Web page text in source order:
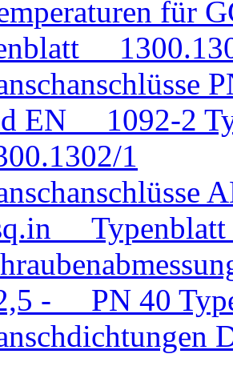
für
EN 1092-2
1
Typenblatt
- PN 40